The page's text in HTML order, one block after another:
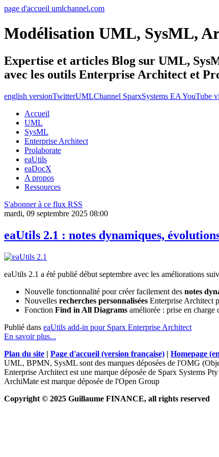
page d'accueil umlchannel.com
Modélisation UML, SysML,
Expertise et articles Blog sur UML,
avec les outils Enterprise Architect et
english versionTwitterUMLChannel SparxSystems EA YouTube
Accueil
UML
SysML
Enterprise Architect
Prolaborate
eaUtils
eaDocX
A propos
Ressources
S'abonner à ce flux RSS
mardi, 09 septembre 2025 08:00
eaUtils 2.1 : notes dynamiques,
eaUtils 2.1 a été publié début septembre avec les améliorations
Nouvelle fonctionnalité pour créer facilement des notes
Nouvelles recherches personnalisées Enterprise Architect
Fonction Find in All Diagrams améliorée : prise en charge
Publié dans eaUtils add-in pour Sparx Enterprise Architect
En savoir plus...
Plan du site | Page d'accueil (version française) | Homepage
UML, BPMN, SysML sont des marques déposées de l'OMG
Enterprise Architect est une marque déposée de Sparx Systems
ArchiMate est marque déposée de l'Open Group
Copyright © 2025 Guillaume FINANCE, all rights reserved